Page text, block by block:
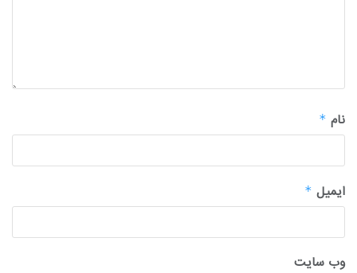
نام *
ایمیل *
وب‌ سایت